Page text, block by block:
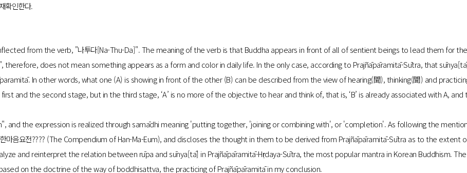
확인한다.
from the verb, "나투다[Na-Thu-Da]". The meaning of the verb is that Buddha appears in front of all of sentient beings to lead them for
does not mean something appears as a form and color in daily life. In the only case, according to Prajñāpāramitā-Sūtra, that
In other words, what one (A) is showing in front of the other (B) can be described from the view of hearing(聞), thinking(聞) and
first and the second stage, but in the third stage, ‘A’ is no more of the objective to hear and think of, that is, ‘B’ is already associated with A,
and the expression is realized through samādhi meaning 'putting together, 'joining or combining with', or 'completion'. As following the
마음요전???? (The Compendium of Han-Ma-Eum), and discloses the thought in them to be derived from Prajñāpāramitā-Sūtra as to the extent
and reinterpret the relation between rūpa and sūnya[tā] in Prajñāpāramitā-Hṛdaya-Sūtra, the most popular mantra in Korean Buddhism.
on the doctrine of the way of boddhisattva, the practicing of Prajñāpāramitā in my conclusion.